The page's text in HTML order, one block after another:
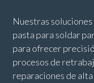
Nuestras
pasta para soldar
para ofrecer
procesos de
reparaciones de